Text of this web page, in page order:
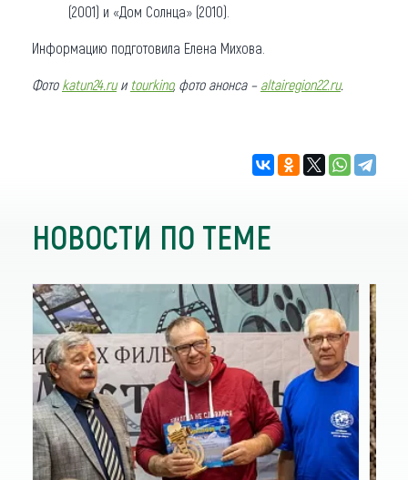
(2001) и «Дом Солнца» (2010).
Информацию подготовила Елена Михова.
Фото katun24.ruи tourkino, фото анонса – altairegion22.ru.
НОВОСТИ ПО ТЕМЕ